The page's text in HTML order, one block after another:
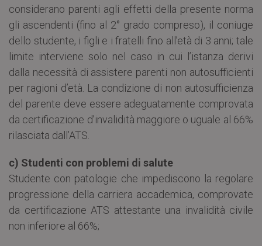
considerano parenti agli effetti della presente norma
gli ascendenti (fino al 2° grado compreso), il coniuge
dello studente, i figli e i fratelli fino all’età di 3 anni; tale
limite interviene solo nel caso in cui l’istanza derivi
dalla necessità di assistere parenti non autosufficienti
per ragioni d’età. La condizione di non autosufficienza
del parente deve essere adeguatamente comprovata
da certificazione d’invalidità maggiore o uguale al 66%
rilasciata dall’ATS.
c) Studenti con problemi di salute
Studente con patologie che impediscono la regolare
progressione della carriera accademica, comprovate
da certificazione ATS attestante una invalidità civile
non inferiore al 66%;